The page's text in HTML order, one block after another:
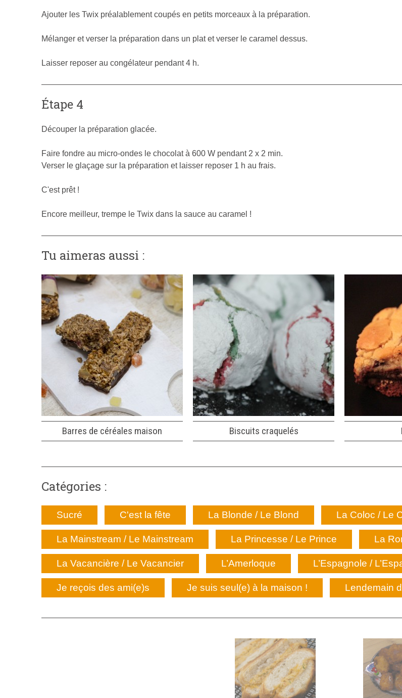
Ajouter les Twix préalablement coupés en petits morceaux à la préparation.
Mélanger et verser la préparation dans un plat et verser le caramel dessus.
Laisser reposer au congélateur pendant 4 h.
Étape 4
Découper la préparation glacée.
Faire fondre au micro-ondes le chocolat à 600 W pendant 2 x 2 min.
Verser le glaçage sur la préparation et laisser reposer 1 h au frais.
C'est prêt !
Encore meilleur, trempe le Twix dans la sauce au caramel !
Tu aimeras aussi :
Barres de céréales maison Biscuits craquelés
Catégories :
Sucré C'est la fête La Blonde / Le Blond La Coloc / Le
La Mainstream / Le Mainstream La Princesse / Le Prince La
La Vacancière / Le Vacancier L’Amerloque L’Espagnole /
Je reçois des ami(e)s Je suis seul(e) à la maison ! Lendemain